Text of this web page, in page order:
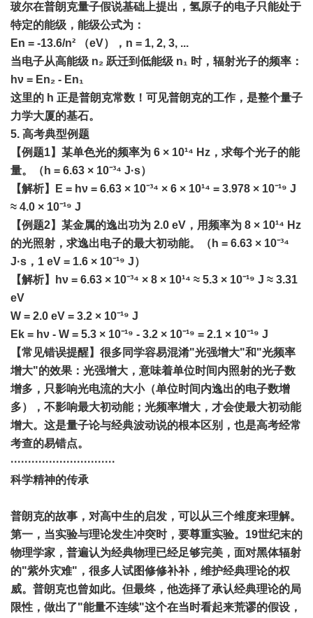
玻尔在普朗克量子假说基础上提出，氢原子的电子只能处于
特定的能级，能级公式为：
En = -13.6/n² （eV），n = 1, 2, 3, ...
当电子从高能级 n₂ 跃迁到低能级 n₁ 时，辐射光子的频率：
hν = En₂ - En₁
这里的 h 正是普朗克常数！可见普朗克的工作，是整个量子
力学大厦的基石。
5. 高考典型例题
【例题1】某单色光的频率为 6 × 10¹⁴ Hz，求每个光子的能
量。（h = 6.63 × 10⁻³⁴ J·s）
【解析】E = hν = 6.63 × 10⁻³⁴ × 6 × 10¹⁴ = 3.978 × 10⁻¹⁹ J
≈ 4.0 × 10⁻¹⁹ J
【例题2】某金属的逸出功为 2.0 eV，用频率为 8 × 10¹⁴ Hz
的光照射，求逸出电子的最大初动能。（h = 6.63 × 10⁻³⁴
J·s，1 eV = 1.6 × 10⁻¹⁹ J）
【解析】hν = 6.63 × 10⁻³⁴ × 8 × 10¹⁴ ≈ 5.3 × 10⁻¹⁹ J ≈ 3.31
eV
W = 2.0 eV = 3.2 × 10⁻¹⁹ J
Ek = hν - W = 5.3 × 10⁻¹⁹ - 3.2 × 10⁻¹⁹ = 2.1 × 10⁻¹⁹ J
【常见错误提醒】很多同学容易混淆"光强增大"和"光频率
增大"的效果：光强增大，意味着单位时间内照射的光子数
增多，只影响光电流的大小（单位时间内逸出的电子数增
多），不影响最大初动能；光频率增大，才会使最大初动能
增大。这是量子论与经典波动说的根本区别，也是高考经常
考查的易错点。
······························
科学精神的传承
普朗克的故事，对高中生的启发，可以从三个维度来理解。
第一，当实验与理论发生冲突时，要尊重实验。19世纪末的
物理学家，普遍认为经典物理已经足够完美，面对黑体辐射
的"紫外灾难"，很多人试图修修补补，维护经典理论的权
威。普朗克也曾如此。但最终，他选择了承认经典理论的局
限性，做出了"能量不连续"这个在当时看起来荒谬的假设，